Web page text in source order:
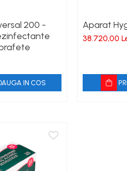
200 -
IN COS
Aparat
38.720,00